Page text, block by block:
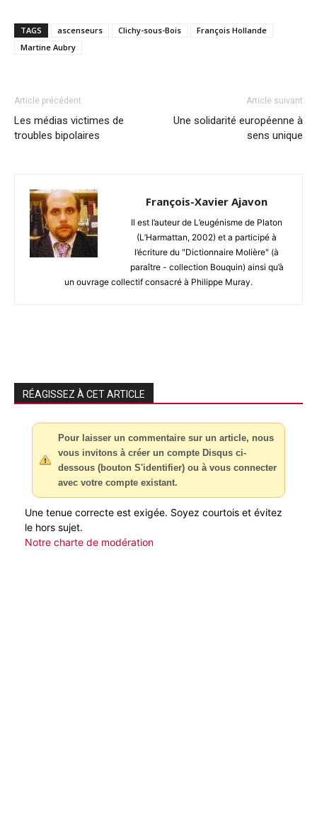
TAGS ascenseurs Clichy-sous-Bois
François Hollande
Martine Aubry
Article précédent
Les médias victimes de
troubles bipolaires
Article suivant
Une solidarité européenne à
sens unique
François-Xavier Ajavon
Il est l’auteur de L’eugénisme de Platon
(L’Harmattan, 2002) et a participé à
l’écriture du "Dictionnaire Molière" (à
paraître - collection Bouquin) ainsi qu’à
un ouvrage collectif consacré à Philippe Muray.
RÉAGISSEZ À CET ARTICLE
Pour laisser un commentaire sur un article, nous
vous invitons à créer un compte Disqus ci-
dessous (bouton S'identifier) ou à vous connecter
avec votre compte existant.
Une tenue correcte est exigée. Soyez courtois et évitez
le hors sujet.
Notre charte de modération